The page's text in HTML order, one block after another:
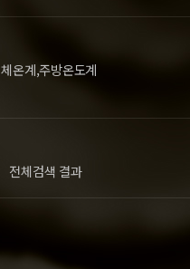
체온계,주방온도계
전체검색 결과